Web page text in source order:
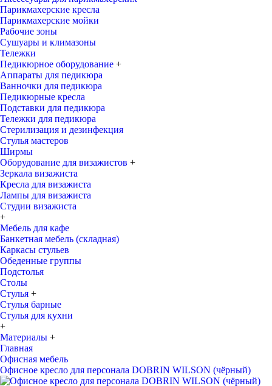
Парикмахерские кресла
Парикмахерские мойки
Рабочие зоны
Сушуары и климазоны
Тележки
Педикюрное оборудование +
Аппараты для педикюра
Ванночки для педикюра
Педикюрные кресла
Подставки для педикюра
Тележки для педикюра
Стерилизация и дезинфекция
Стулья мастеров
Ширмы
Оборудование для визажистов +
Зеркала визажиста
Кресла для визажиста
Лампы для визажиста
Студии визажиста
+
Мебель для кафе
Банкетная мебель (складная)
Каркасы стульев
Обеденные группы
Подстолья
Столы
Стулья +
Стулья барные
Стулья для кухни
+
Материалы +
Главная
Офисная мебель
Офисное кресло для персонала DOBRIN WILSON (чёрный)